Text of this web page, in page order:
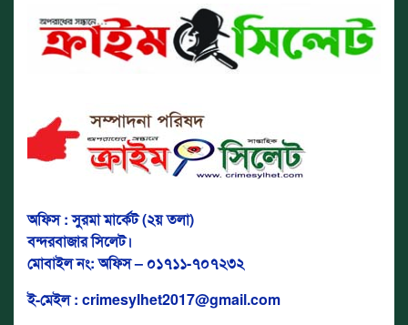
অফিস : সুরমা মার্কেট (২য় তলা)
বন্দরবাজার সিলেট।
মোবাইল নং: অফিস – ০১৭১১-৭০৭২৩২
ই-মেইল : crimesylhet2017@gmail.com